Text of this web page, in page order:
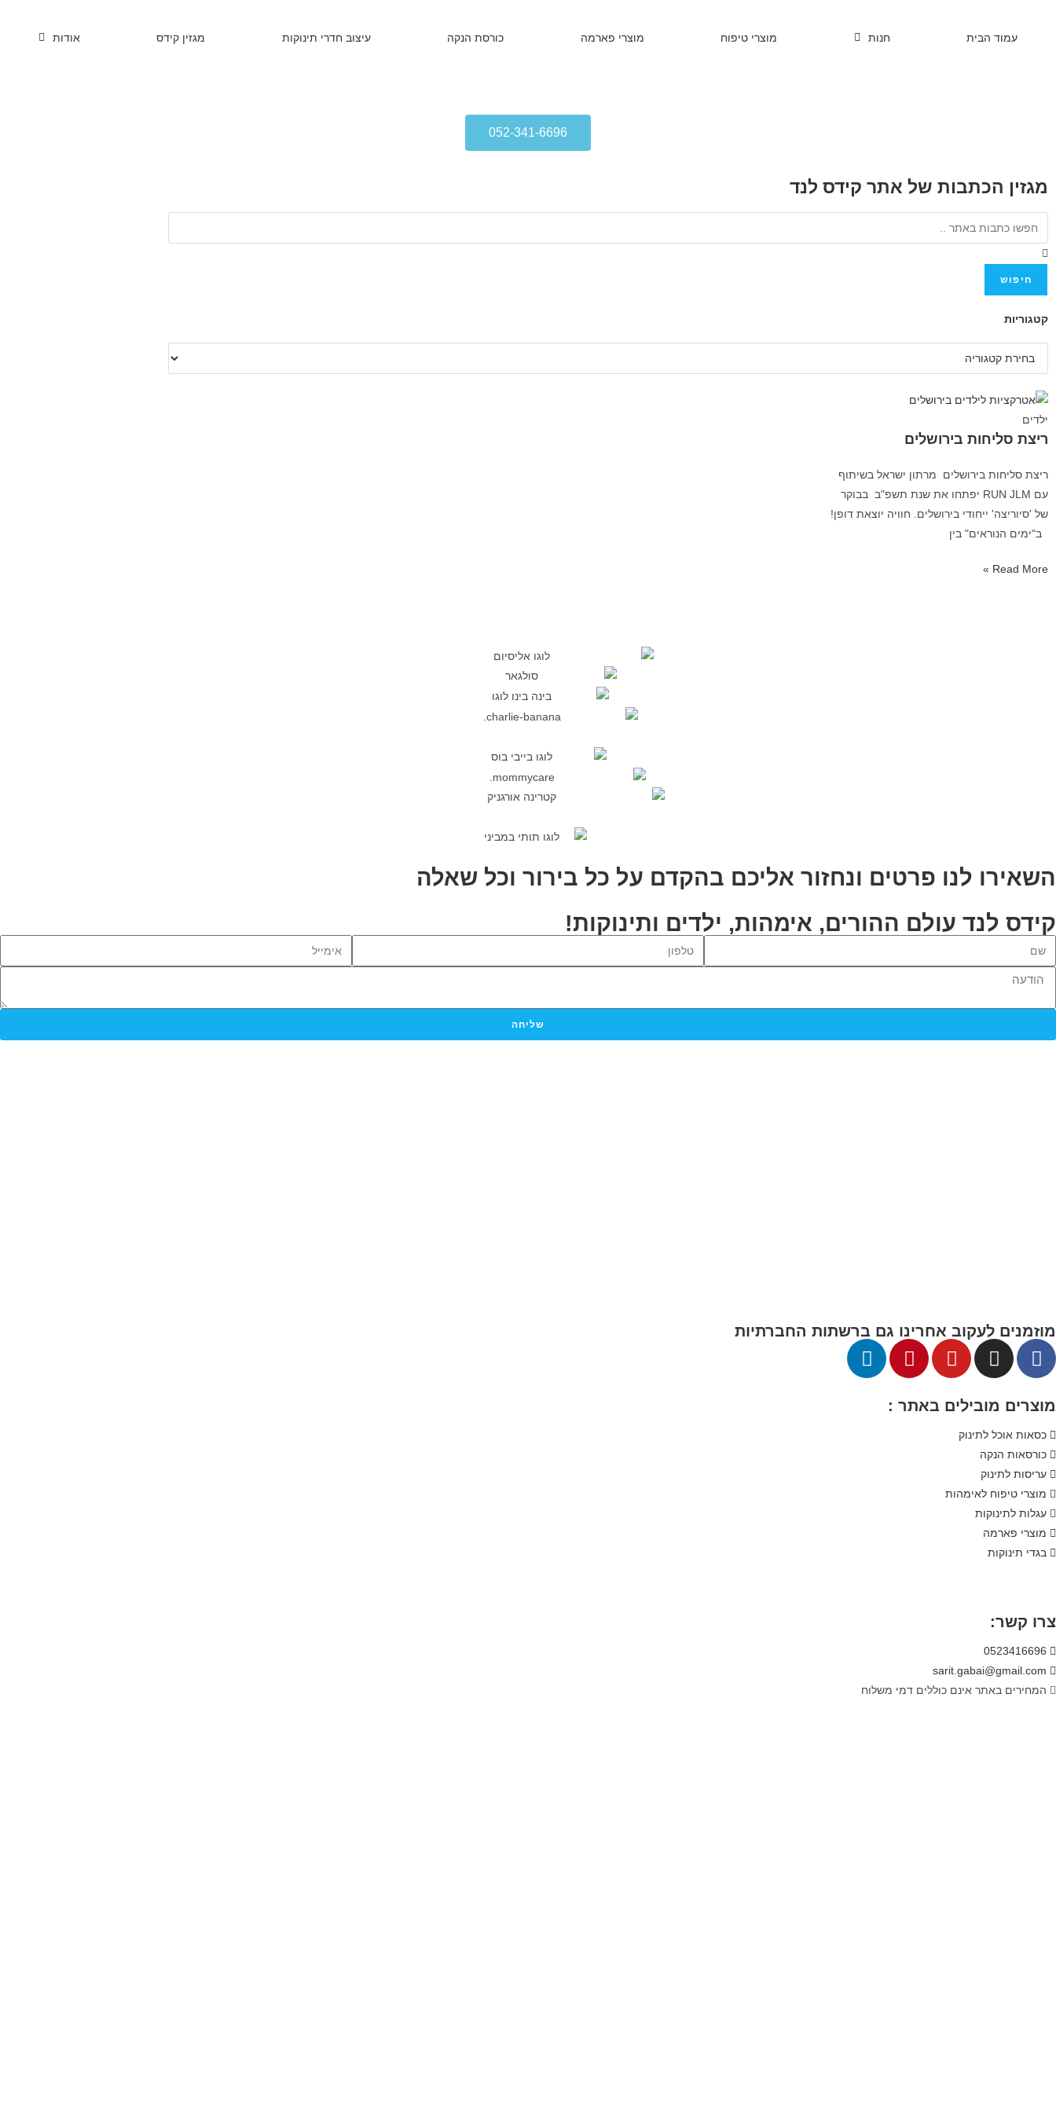
עמוד הבית חנות מוצרי טיפוח מוצרי פארמה כורסת הנקה עיצוב חדרי תינוקות מגזין קידס אודות
052-341-6696
מגזין הכתבות של אתר קידס לנד
חיפוש
קטגוריות
ילדים
ריצת סליחות בירושלים
ריצת סליחות בירושלים מרתון ישראל בשיתוף
עם RUN JLM יפתחו את שנת תשפ"ב בבוקר
של 'סיוריצה' ייחודי בירושלים. חוויה יוצאת דופן!
ב"ימים הנוראים" בין
Read More »
השאירו לנו פרטים ונחזור אליכם בהקדם על כל בירור וכל שאלה
קידס לנד עולם ההורים, אימהות, ילדים ותינוקות!
שליחה
מוזמנים לעקוב אחרינו גם ברשתות החברתיות
מוצרים מובילים באתר :
כסאות אוכל לתינוק
כורסאות הנקה
עריסות לתינוק
מוצרי טיפוח לאימהות
עגלות לתינוקות
מוצרי פארמה
בגדי תינוקות
צרו קשר:
0523416696
sarit.gabai@gmail.com
המחירים באתר אינם כוללים דמי משלוח